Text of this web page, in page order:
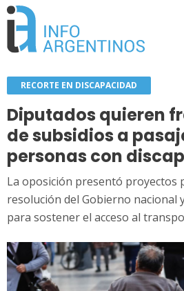
RECORTE EN DISCAPACIDAD
Diputados quieren
de subsidios a
personas con
La oposición presentó proyectos
resolución del Gobierno nacional
para sostener el acceso al